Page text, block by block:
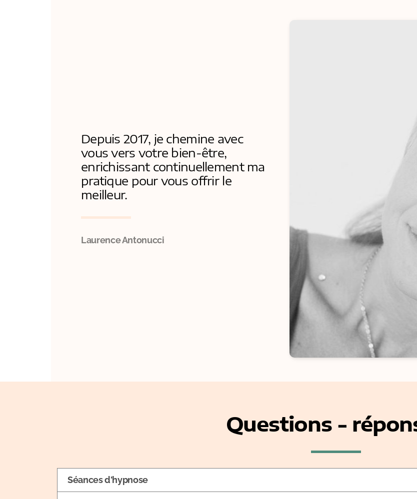
Depuis 2017, je chemine avec
vous vers votre bien-être,
enrichissant continuellement ma
pratique pour vous offrir le
meilleur.
Laurence Antonucci
Questions -
Séances d'hypnose